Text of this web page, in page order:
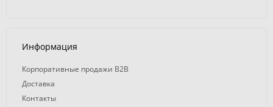
Информация
Корпоративные продажи B2B
Доставка
Контакты